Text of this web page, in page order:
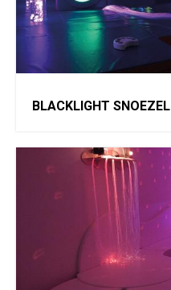
BLACKLIGHT SNOEZEL